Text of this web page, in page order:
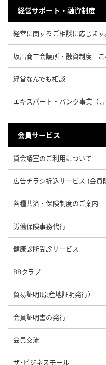
経営サポート・融資制度
経営に関するご相談に応じます
坂出商工会議所・融資制度 ご
経営なんでも相談
エキスパート・バンク事業（専
会員サービス
貸会議室のご利用について
広告チラシ折込サービス (会員
各種共済・保険制度のご案内
労働保険事務代行
健康診断受診サービス
BBクラブ
貿易証明(原産地証明発行）
会員証明書の発行
会員交流
ザ･ビジネスモール